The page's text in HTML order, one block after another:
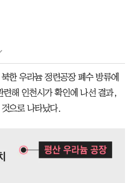
한 우라늄 정련공장 폐수 방류에
련해 인천시가 확인에 나선 결과,
으로 나타났다.